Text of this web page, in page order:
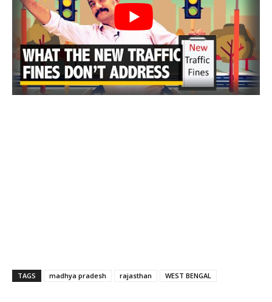
TAGS madhya pradesh rajasthan WEST BENGAL